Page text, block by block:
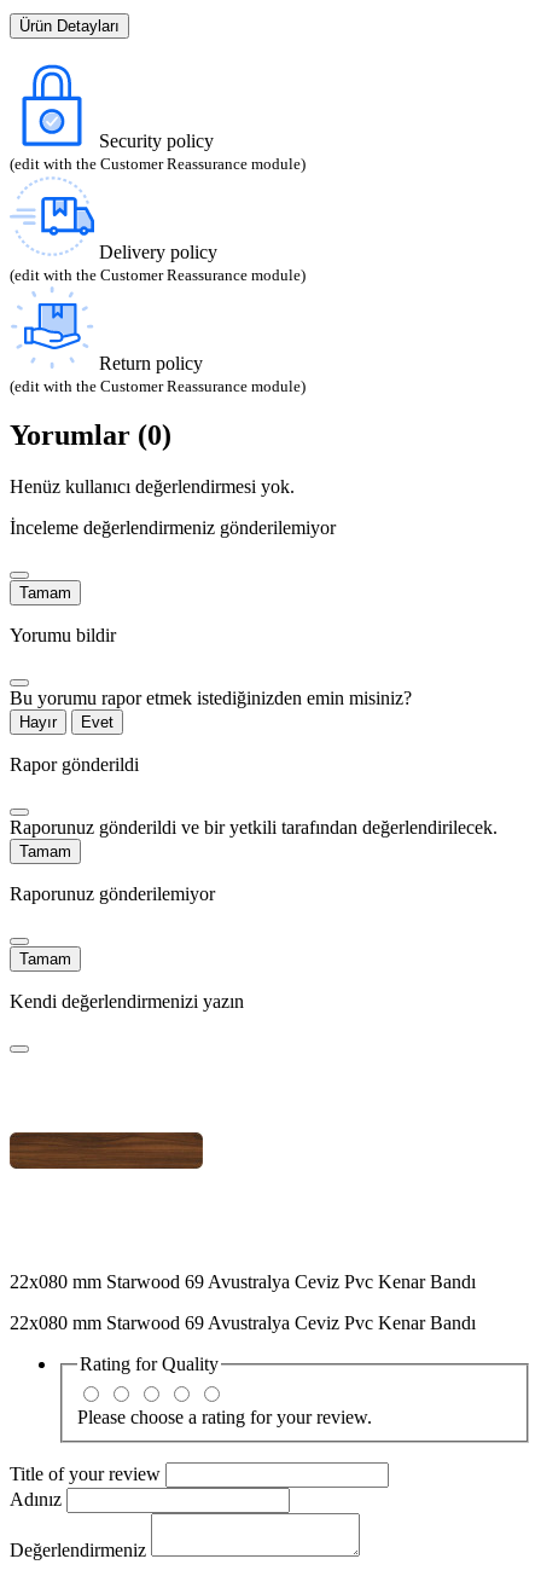
Ürün Detayları
Security policy
(edit with the Customer Reassurance module)
Delivery policy
(edit with the Customer Reassurance module)
Return policy
(edit with the Customer Reassurance module)
Yorumlar (0)
Henüz kullanıcı değerlendirmesi yok.
İnceleme değerlendirmeniz gönderilemiyor
Tamam
Yorumu bildir
Bu yorumu rapor etmek istediğinizden emin misiniz?
Hayır Evet
Rapor gönderildi
Raporunuz gönderildi ve bir yetkili tarafından değerlendirilecek.
Tamam
Raporunuz gönderilemiyor
Tamam
Kendi değerlendirmenizi yazın
22x080 mm Starwood 69 Avustralya Ceviz Pvc Kenar Bandı
22x080 mm Starwood 69 Avustralya Ceviz Pvc Kenar Bandı
Rating forQuality
Please choose a rating for your review.
Title of your review
Adınız
Değerlendirmeniz